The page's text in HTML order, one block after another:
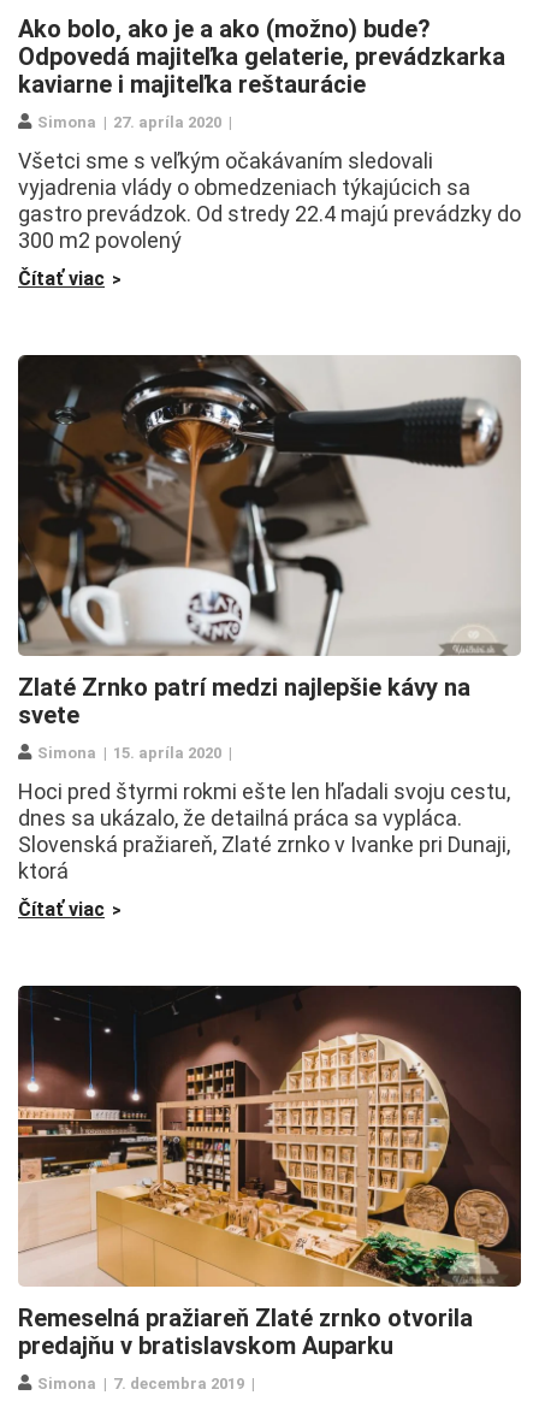
Ako bolo, ako je a ako (možno) bude?
Odpovedá majiteľka gelaterie, prevádzkarka
kaviarne i majiteľka reštaurácie
Simona 27. apríla 2020
Všetci sme s veľkým očakávaním sledovali
vyjadrenia vlády o obmedzeniach týkajúcich sa
gastro prevádzok. Od stredy 22.4 majú prevádzky do
300 m2 povolený
Čítať viac
Zlaté Zrnko patrí medzi najlepšie kávy na
svete
Simona 15. apríla 2020
Hoci pred štyrmi rokmi ešte len hľadali svoju cestu,
dnes sa ukázalo, že detailná práca sa vypláca.
Slovenská pražiareň, Zlaté zrnko v Ivanke pri Dunaji,
ktorá
Čítať viac
Remeselná pražiareň Zlaté zrnko otvorila
predajňu v bratislavskom Auparku
Simona 7. decembra 2019